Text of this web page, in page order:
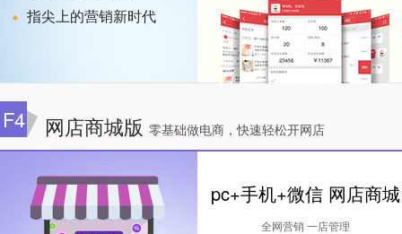
指尖上的营销新时代
F4 网店商城版 零基础做电商，快速轻松开网店
pc+手机+微信 网店商城
全网营销 一店管理